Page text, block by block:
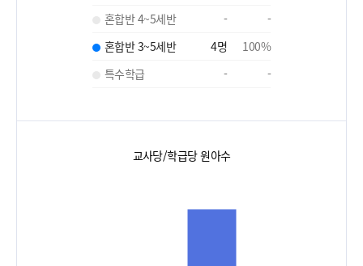
혼합반 4~5세반
-
-
혼합반 3~5세반
4명 100%
특수학급
- -
교사당/학급당 원아수